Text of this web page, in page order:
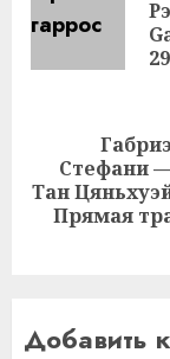
Следующая
запись:
Стефани
Тан
Прямая
Добавить